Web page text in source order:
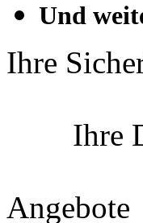
Und
Ihre
Ihre
Angebote